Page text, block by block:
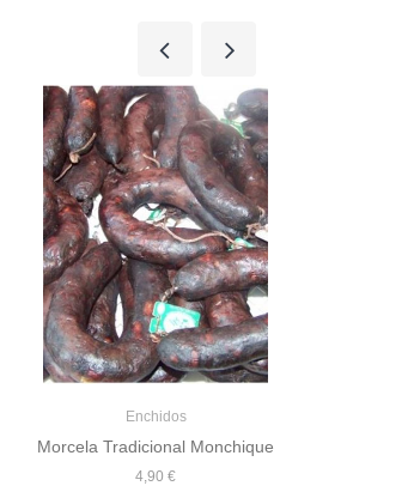
Enchidos
Morcela Tradicional Monchique
4,90 €